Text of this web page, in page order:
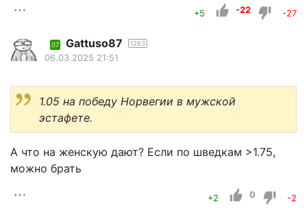
+5 -22 -27
07 Gattuso87 1263
06.03.2025 21:51
1.05 на победу Норвегии в мужской
эстафете.
А что на женскую дают? Если по шведкам >1.75,
можно брать
+2 0 -2